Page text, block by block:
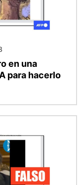
en una
para hacerlo